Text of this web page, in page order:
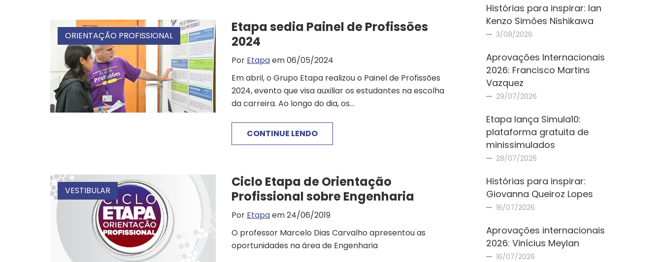
ORIENTAÇÃO PROFISSIONAL
Etapa sedia Painel de Profissões
2024
Por Etapaem 06/05/2024
Em abril, o Grupo Etapa realizou o Painel de Profissões
2024, evento que visa auxiliar os estudantes na escolha
da carreira. Ao longo do dia, os...
CONTINUE LENDO
VESTIBULAR
Ciclo Etapa de Orientação
Profissional sobre Engenharia
Por Etapaem 24/06/2019
O professor Marcelo Dias Carvalho apresentou as
oportunidades na área de Engenharia
Histórias para inspirar: Ian
Kenzo Simões Nishikawa
3/08/2026
Aprovações Internacionais
2026: Francisco Martins
Vazquez
29/07/2026
Etapa lança Simula10:
plataforma gratuita de
minissimulados
28/07/2026
Histórias para inspirar:
Giovanna Queiroz Lopes
16/07/2026
Aprovações internacionais
2026: Vinícius Meylan
16/07/2026